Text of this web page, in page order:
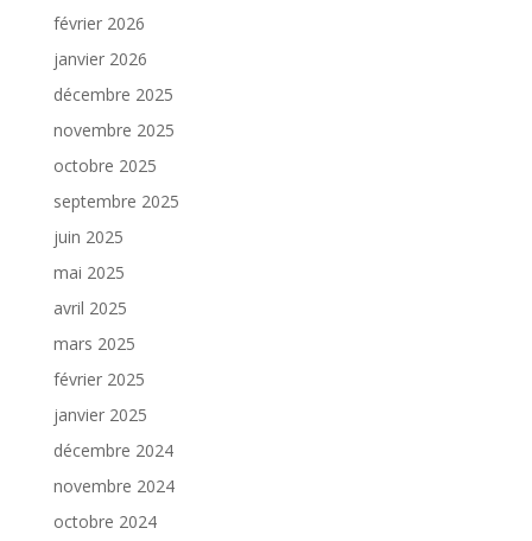
février 2026
janvier 2026
décembre 2025
novembre 2025
octobre 2025
septembre 2025
juin 2025
mai 2025
avril 2025
mars 2025
février 2025
janvier 2025
décembre 2024
novembre 2024
octobre 2024